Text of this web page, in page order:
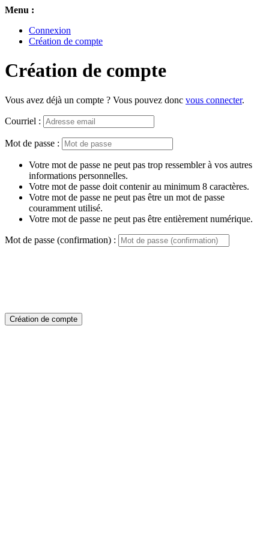
Menu :
Connexion
Création de compte
Création de compte
Vous avez déjà un compte ? Vous pouvez donc vous connecter.
Courriel :
Mot de passe :
Votre mot de passe ne peut pas trop ressembler à vos autres
informations personnelles.
Votre mot de passe doit contenir au minimum 8 caractères.
Votre mot de passe ne peut pas être un mot de passe
couramment utilisé.
Votre mot de passe ne peut pas être entièrement numérique.
Mot de passe (confirmation) :
Création de compte